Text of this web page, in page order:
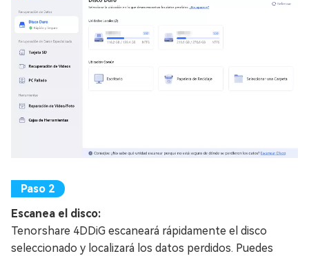
Escanea el disco:
Tenorshare 4DDiG escaneará rápidamente el disco
seleccionado y localizará los datos perdidos. Puedes